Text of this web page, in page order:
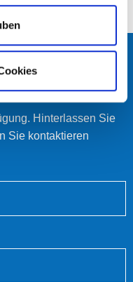
Hinterlassen Sie
Sie kontaktieren